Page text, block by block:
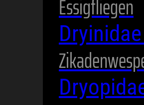
Essigfliegen